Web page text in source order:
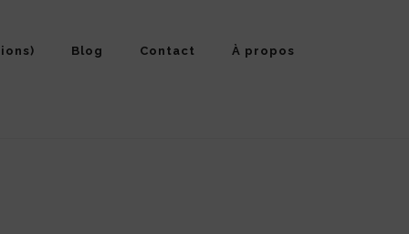
Blog Contact À propos